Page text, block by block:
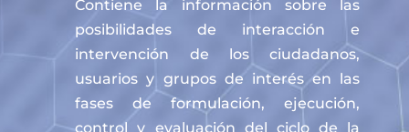
Contiene la información sobre las
posibilidades de interacción e
intervención de los ciudadanos,
usuarios y grupos de interés en las
fases de formulación, ejecución,
control y evaluación del ciclo de la